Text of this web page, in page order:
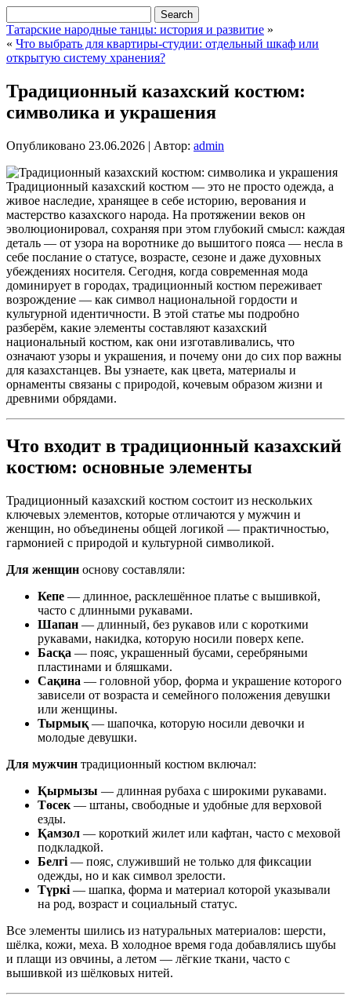
Татарские народные танцы: история и развитие »
« Что выбрать для квартиры-студии: отдельный шкаф или
открытую систему хранения?
Традиционный казахский костюм:
символика и украшения
Опубликовано 23.06.2026 | Автор: admin
Традиционный казахский костюм — это не просто одежда, а
живое наследие, хранящее в себе историю, верования и
мастерство казахского народа. На протяжении веков он
эволюционировал, сохраняя при этом глубокий смысл: каждая
деталь — от узора на воротнике до вышитого пояса — несла в
себе послание о статусе, возрасте, сезоне и даже духовных
убеждениях носителя. Сегодня, когда современная мода
доминирует в городах, традиционный костюм переживает
возрождение — как символ национальной гордости и
культурной идентичности. В этой статье мы подробно
разберём, какие элементы составляют казахский
национальный костюм, как они изготавливались, что
означают узоры и украшения, и почему они до сих пор важны
для казахстанцев. Вы узнаете, как цвета, материалы и
орнаменты связаны с природой, кочевым образом жизни и
древними обрядами.
Что входит в традиционный казахский
костюм: основные элементы
Традиционный казахский костюм состоит из нескольких
ключевых элементов, которые отличаются у мужчин и
женщин, но объединены общей логикой — практичностью,
гармонией с природой и культурной символикой.
Для женщин основу составляли:
Кепе — длинное, расклешённое платье с вышивкой,
часто с длинными рукавами.
Шапан — длинный, без рукавов или с короткими
рукавами, накидка, которую носили поверх кепе.
Басқа — пояс, украшенный бусами, серебряными
пластинами и бляшками.
Сақина — головной убор, форма и украшение которого
зависели от возраста и семейного положения девушки
или женщины.
Тырмық — шапочка, которую носили девочки и
молодые девушки.
Для мужчин традиционный костюм включал:
Қырмызы — длинная рубаха с широкими рукавами.
Төсек — штаны, свободные и удобные для верховой
езды.
Қамзол — короткий жилет или кафтан, часто с меховой
подкладкой.
Белгі — пояс, служивший не только для фиксации
одежды, но и как символ зрелости.
Түркі — шапка, форма и материал которой указывали
на род, возраст и социальный статус.
Все элементы шились из натуральных материалов: шерсти,
шёлка, кожи, меха. В холодное время года добавлялись шубы
и плащи из овчины, а летом — лёгкие ткани, часто с
вышивкой из шёлковых нитей.